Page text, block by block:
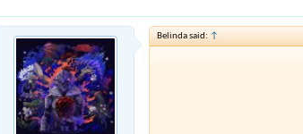
Belinda said: ↑